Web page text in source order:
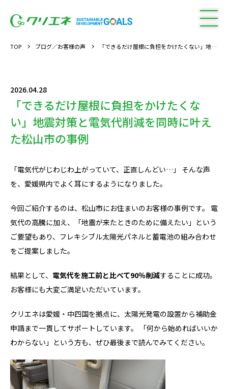
TOP ブログ／お客様の声 「できるだけ屋根に負担をかけたくない」地震対策と電気代削減を同時に叶えた松山市の事例
2026.04.28
「できるだけ屋根に負担をかけたくな
い」地震対策と電気代削減を同時に叶え
た松山市の事例
「電気代がじわじわ上がっていて、正直しんどい…」 そんな声
を、愛媛県内でよく耳にするようになりました。
今回ご紹介するのは、松山市にお住まいのお客様の事例です。 電
気代の高騰に加え、「地震が来たときのために備えたい」という
ご要望もあり、フレキシブル太陽光パネルと蓄電池の組み合わせ
をご提案しました。
結果として、 電気代を施工前と比べて90％削減することに成功。
お客様にも大変ご満足いただいています。
クリエネは愛媛・中四国を拠点に、太陽光発電の設置から補助金
申請まで一貫してサポートしています。 「何から始めればいいか
わからない」という方も、ぜひ最後まで読んでみてください。